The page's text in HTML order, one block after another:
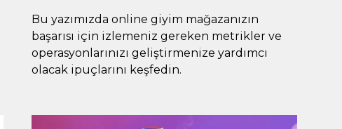
Bu yazımızda online giyim mağazanızın
başarısı için izlemeniz gereken metrikler ve
operasyonlarınızı geliştirmenize yardımcı
olacak ipuçlarını keşfedin.